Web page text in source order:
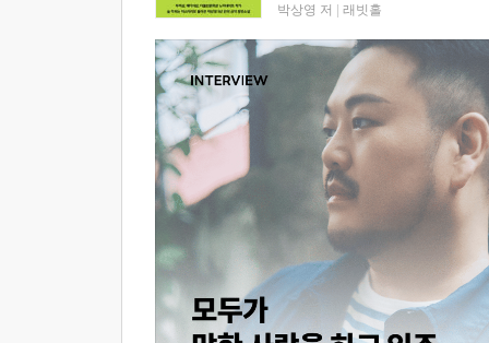
박상영 저 래빗홀